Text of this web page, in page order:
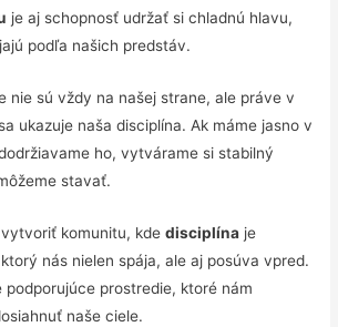
je aj schopnosť udržať si chladnú hlavu,
podľa našich predstáv.
nie sú vždy na našej strane, ale práve v
ukazuje naša disciplína. Ak máme jasno v
ho, vytvárame si stabilný
stavať.
vytvoriť komunitu, kdedisciplína je
nás nielen spája, ale aj posúva vpred.
prostredie, ktoré nám
naše ciele.